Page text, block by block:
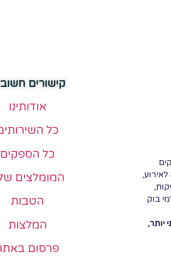
בוק
יותר,
קישורים
אודותינו
כל
כל הספקים
המומלצים
הטבות
המלצות
פרסום